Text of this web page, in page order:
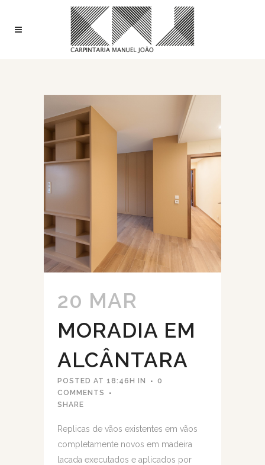
20 MAR
MORADIA EM
ALCÂNTARA
POSTED AT 18:46H IN
0
COMMENTS
SHARE
Replicas de vãos existentes em vãos
completamente novos em madeira
lacada executados e aplicados por